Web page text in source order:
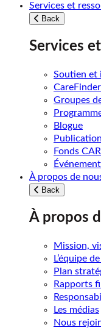
Services et
Back
Services
Soutien et
CareFinder
Groupes
Blogue
Fonds
À propos de
Back
À propos
Mission,
L’équipe
Plan
Rapports
Les médias
Nous